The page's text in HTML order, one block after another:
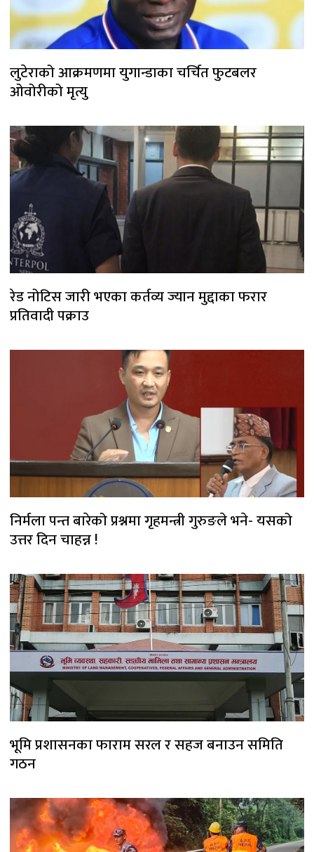
लुटेराको आक्रमणमा युगान्डाका चर्चित फुटबलर
ओवोरीको मृत्यु
रेड नोटिस जारी भएका कर्तव्य ज्यान मुद्दाका फरार
प्रतिवादी पक्राउ
निर्मला पन्त बारेको प्रश्नमा गृहमन्त्री गुरुङले भने- यसको
उत्तर दिन चाहन्न !
भूमि प्रशासनका फाराम सरल र सहज बनाउन समिति
गठन